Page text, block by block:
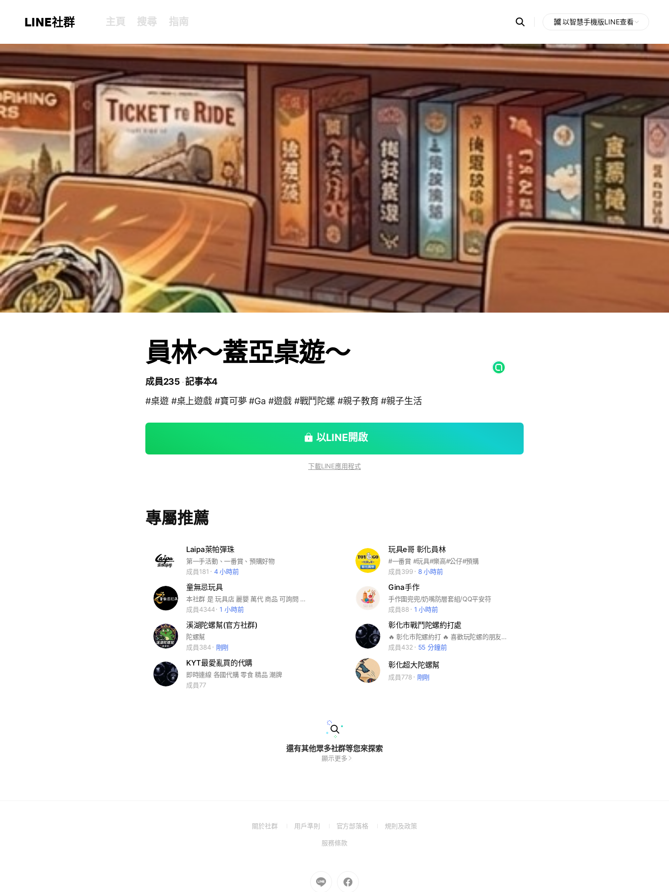
LINE社群 主頁 搜尋 指南 Search
OpenChats
messages
search
area
以智慧手機版LINE查看
員林～蓋亞桌遊～
成員235 記事本4
#桌遊 #桌上遊戲 #寶可夢 #Ga #遊戲 #戰鬥陀螺 #親子教育 #親子生活
以LINE開啟
下載LINE應用程式
專屬推薦
Laipa萊帕彈珠
第一手活動、一番賞、預購好物
成員181
4 小時前
玩具e哥 彰化員林
#一番賞 #玩具#樂高#公仔#預購
成員399
8 小時前
童無忌玩具
本社群 是 玩具店 麗嬰 萬代 商品 可詢問 感謝 待更新
成員4344
1 小時前
Gina手作
手作圍兜兜/奶嘴防層套組/QQ平安符
成員88
1 小時前
溪湖陀螺幫(官方社群)
陀螺幫
成員384
剛剛
彰化市戰鬥陀螺約打處
🔥 彰化市陀螺約打 🔥 喜歡玩陀螺的朋友們集合啦！ 不論新手還是高手 都歡迎一起來交流對戰 😎 🕕 平日：約打時間 18:00－21:00 🕑 假日：約打時間 14:00－19:00 🏆 不定時舉辦交流賽 一起切磋、一起熱血開戰！ 📍 地點：彰化市仁愛路159號 現場有免費陀螺可借用 新手村等你來練習 歡迎大家帶著自己的陀螺 一起來玩、一起交流！ 💥 群內開放成員互相交流交易 但是禁止匯款，請互相約面交 也歡迎到店裏面交，詐騙很多 請大家小心
成員432
55 分鐘前
KYT最愛亂買的代購
即時連線 各國代購 零食 精品 潮牌
成員77
彰化超大陀螺幫
成員778 剛剛
還有其他眾多社群等您來探索
顯示更多
關於社群
(Open用戶準則
(Open
a
官方部落格
(Open規則及政策(Open
服務條款(Open
window)
Go
to
Go
to